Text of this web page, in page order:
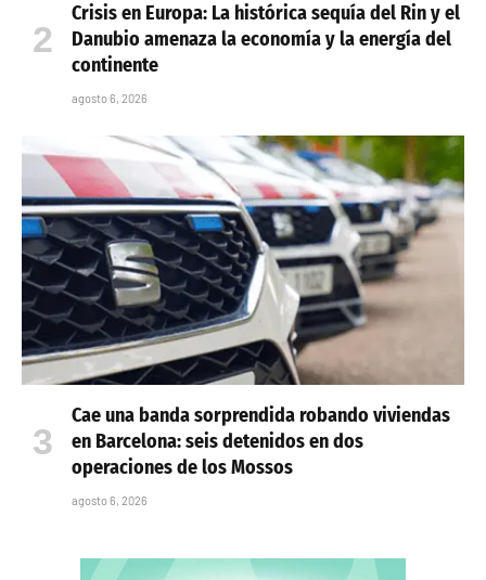
Crisis en Europa: La histórica sequía del Rin y el
Danubio amenaza la economía y la energía del
continente
agosto 6, 2026
Cae una banda sorprendida robando viviendas
en Barcelona: seis detenidos en dos
operaciones de los Mossos
agosto 6, 2026